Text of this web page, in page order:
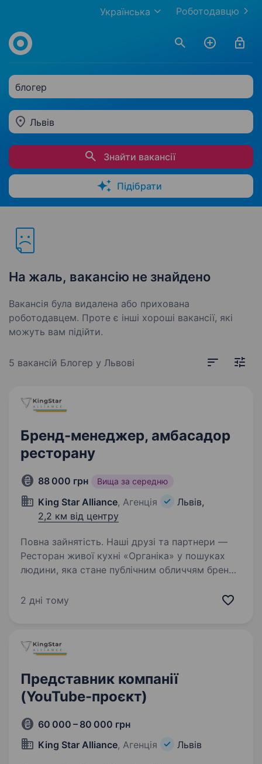
Роботодавцю
Українська
блогер
Львів
Знайти вакансії
Підібрати
На жаль, вакансію не знайдено
Вакансія була видалена або прихована
роботодавцем. Проте є інші хороші вакансії, які
можуть вам підійти.
5 вакансій Блогер у Львові
Бренд-менеджер, амбасадор
ресторану
88 000 грн Вища за середню
King Star Alliance, Агенція
Львів,
2,2 км від центру
Повна зайнятість. Наші друзі та партнери —
Ресторан живої кухні «Органіка» у пошуках
людини, яка стане публічним обличчям бренду
за межами одного закладу. Якщо ви вмієте
2 дні тому
Представник компанії
(YouTube-проєкт)
60 000 – 80 000 грн
King Star Alliance, Агенція Львів